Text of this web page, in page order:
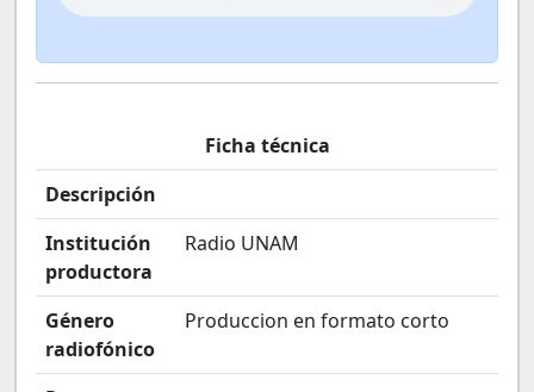
Ficha técnica
Descripción
Institución
productora
Radio UNAM
Género
radiofónico
Produccion en formato corto